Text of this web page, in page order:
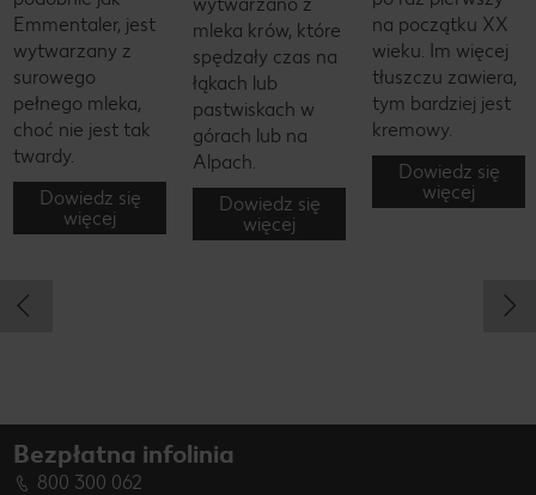
Emmentaler, jest
wytwarzany z
surowego
pełnego mleka,
choć nie jest tak
twardy.
Dowiedz się
więcej
mleka krów, które
spędzały czas na
łąkach lub
pastwiskach w
górach lub na
Alpach.
Dowiedz się
więcej
na początku XX
wieku. Im więcej
tłuszczu zawiera,
tym bardziej jest
kremowy.
Dowiedz się
więcej
Bezpłatna infolinia
800 300 062